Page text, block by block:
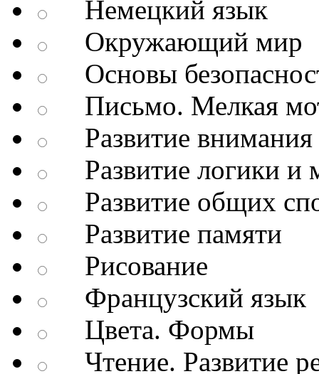
Немецкий язык
Окружающий мир
Основы
Письмо. Мелкая
Развитие
Развитие логики и
Развитие общих
Развитие памяти
Рисование
Французский язык
Цвета. Формы
Чтение. Развитие